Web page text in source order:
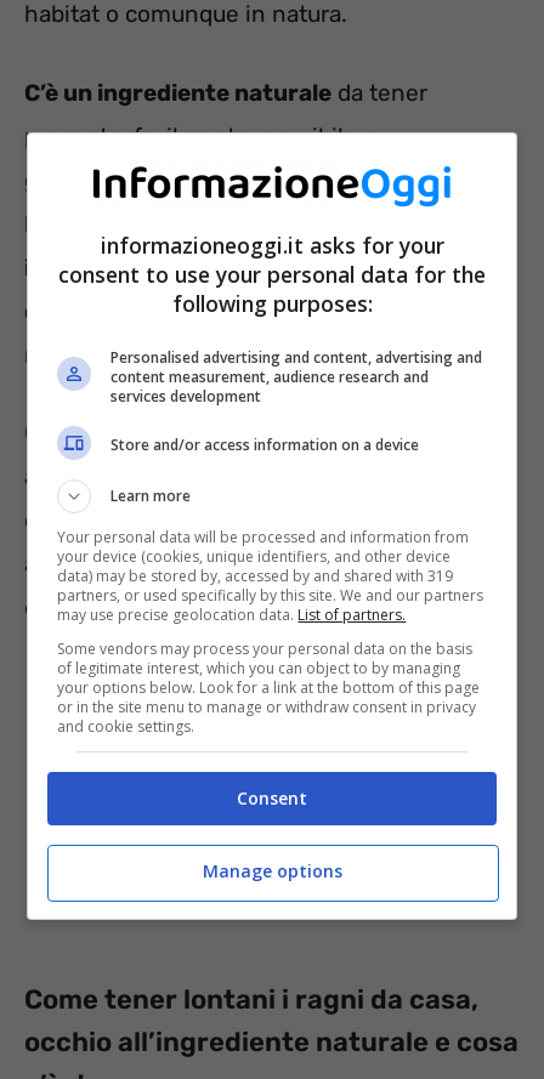
habitat o comunque in natura.
C’è un ingrediente naturale da tener
presente, facilmente reperibile e
generalmente presente in casa, ma anzitutto
bisogna sottolineare che sono la
insieme all’ordine, per tener lontani i ragni
da casa,
a rappresentare gli elementi dalla
maggior importanza.
Quest’ultimi infatti sono propensi a rintanarsi
all’interno di posti dalla scarsa illuminazione e
con la presenza di molta roba, magari
accatastata e non ordinata. Ecco che l’ordine
è un elemento centrale, ma non il solo.
Come tener lontani i ragni da casa,
occhio all’ingrediente naturale e cosa
informazioneoggi.it asks for your
consent to use your personal data for the
following purposes:
Personalised advertising and content, advertising and
content measurement, audience research and
services development
Store and/or access information on a device
Learn more
Your personal data will be processed and information from
your device (cookies, unique identifiers, and other device
data) may be stored by, accessed by and shared with 319
partners, or used specifically by this site. We and our partners
may use precise geolocation data. List of partners.
Some vendors may process your personal data on the basis
of legitimate interest, which you can object to by managing
your options below. Look for a link at the bottom of this page
or in the site menu to manage or withdraw consent in privacy
and cookie settings.
Consent
Manage options